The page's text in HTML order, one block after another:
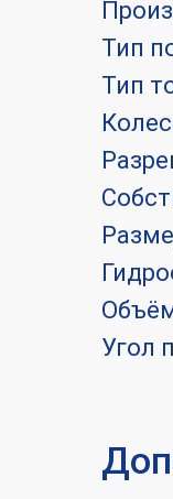
Тип
Тип
Угол